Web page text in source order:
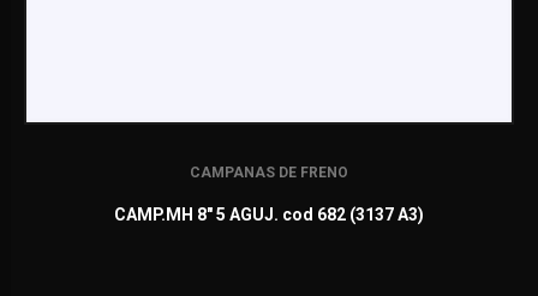
CAMPANAS DE FRENO
CAMP.MH 8" 5 AGUJ. cod 682 (3137 A3)